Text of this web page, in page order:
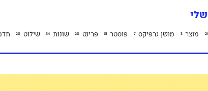
מוצר 3 מושן גרפיקס 7 פוסטר 61 פרינט 20 שונות 34 שילוט 20